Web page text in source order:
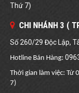
Thứ 7)
CHI NHÁNH 3 (
Số 260/29 Độc Lập,
Hotline Bán Hàng:
Thời gian làm việc:
7)